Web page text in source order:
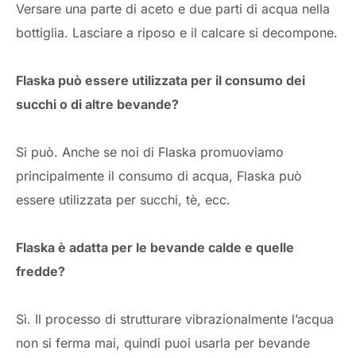
Versare una parte di aceto e due parti di acqua nella
bottiglia. Lasciare a riposo e il calcare si decompone.
Flaska può essere utilizzata per il consumo dei
succhi o di altre bevande?
Si può. Anche se noi di Flaska promuoviamo
principalmente il consumo di acqua, Flaska può
essere utilizzata per succhi, tè, ecc.
Flaska è adatta per le bevande calde e quelle
fredde?
Sì. Il processo di strutturare vibrazionalmente l’acqua
non si ferma mai, quindi puoi usarla per bevande